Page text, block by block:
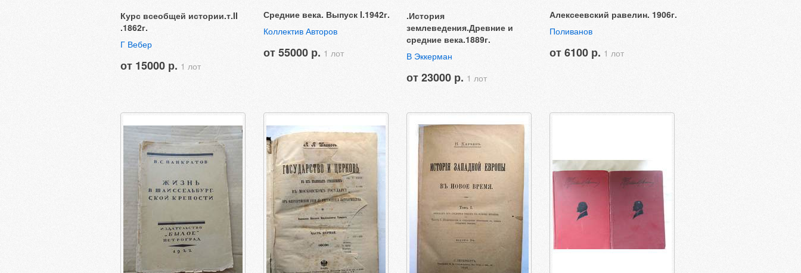
Курс всеобщей истории.т.II
.1862г.
Г Вебер
от 15000 р. 1 лот
Средние века. Выпуск I.1942г.
Коллектив Авторов
от 55000 р. 1 лот
.История
землеведения.Древние и
средние века.1889г.
В Эккерман
от 23000 р. 1 лот
Алексеевский равелин. 1906г.
Поливанов
от 6100 р. 1 лот